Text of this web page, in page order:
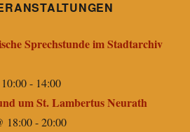
Sprechstunde im Stadtarchiv
- 14:00
um St. Lambertus Neurath
18:00-20:00